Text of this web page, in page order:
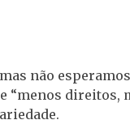
não
direitos,